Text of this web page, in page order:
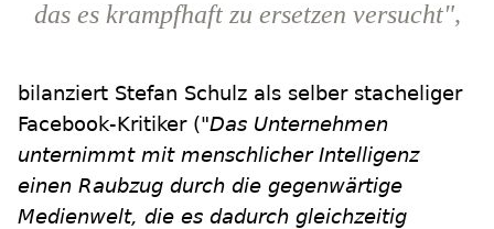
das es krampfhaft zu ersetzen versucht",
bilanziert Stefan Schulz als selber stacheliger
Facebook-Kritiker ("Das Unternehmen
unternimmt mit menschlicher Intelligenz
einen Raubzug durch die gegenwärtige
Medienwelt, die es dadurch gleichzeitig